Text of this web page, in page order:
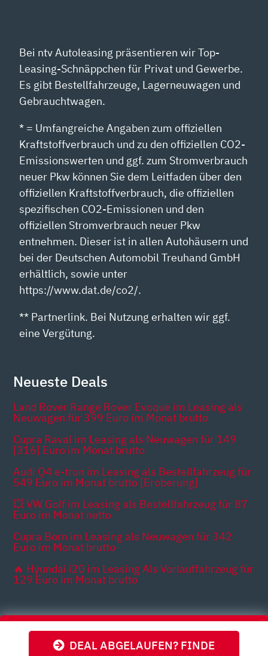
DEAL ABGELAUFEN? FINDE
Bei ntv Autoleasing präsentieren wir Top-
Leasing-Schnäppchen für Privat und Gewerbe.
Es gibt Bestellfahrzeuge, Lagerneuwagen und
Gebrauchtwagen.
* = Umfangreiche Angaben zum offiziellen
Kraftstoffverbrauch und zu den offiziellen CO2-
Emissionswerten und ggf. zum Stromverbrauch
neuer Pkw können Sie dem Leitfaden über den
offiziellen Kraftstoffverbrauch, die offiziellen
spezifischen CO2-Emissionen und den
offiziellen Stromverbrauch neuer Pkw
entnehmen. Dieser ist in allen Autohäusern und
bei der Deutschen Automobil Treuhand GmbH
erhältlich, sowie unter
https://www.dat.de/co2/.
** Partnerlink. Bei Nutzung erhalten wir ggf.
eine Vergütung.
Neueste Deals
Land Rover Range Rover Evoque im Leasing als
Neuwagen für 399 Euro im Monat brutto
Cupra Raval im Leasing als Neuwagen für 149
[316] Euro im Monat brutto
Audi Q4 e-tron im Leasing als Bestellfahrzeug für
549 Euro im Monat brutto [Eroberung]
💥 VW Golf im Leasing als Bestellfahrzeug für 87
Euro im Monat netto
Cupra Born im Leasing als Neuwagen für 342
Euro im Monat brutto
🔥 Hyundai i20 im Leasing Als Vorlauffahrzeug für
129 Euro im Monat brutto